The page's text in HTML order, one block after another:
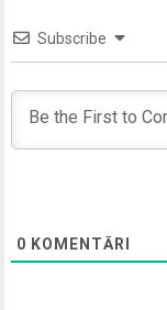
Subscribe
0 KOMENTĀRI